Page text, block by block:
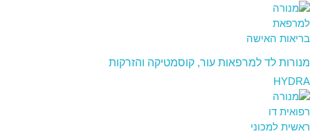
מנורות לד למרפאות עור, קוסמטיקה והזרקות
HYDRA